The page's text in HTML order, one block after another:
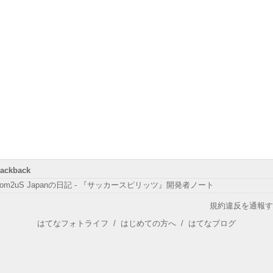
Japanの日記 - 『サッカースピリッツ』開発者ノート
規約違反を通報
はてなフォトライフ / はじめての方へ / はてなブログ